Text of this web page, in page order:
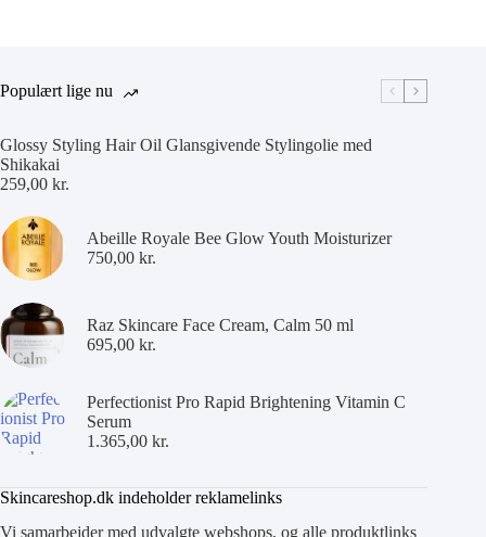
Populært lige nu
Glossy Styling Hair Oil Glansgivende Stylingolie med
Shikakai
259,00 kr.
Abeille Royale Bee Glow Youth Moisturizer
750,00 kr.
Raz Skincare Face Cream, Calm 50 ml
695,00 kr.
Perfectionist Pro Rapid Brightening Vitamin C
Serum
1.365,00 kr.
Skincareshop.dk indeholder reklamelinks
Vi samarbejder med udvalgte webshops, og alle produktlinks